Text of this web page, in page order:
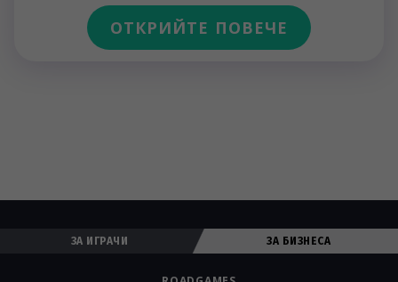
ОТКРИЙТЕ ПОВЕЧЕ
ЗА ИГРАЧИ ЗА БИЗНЕСА